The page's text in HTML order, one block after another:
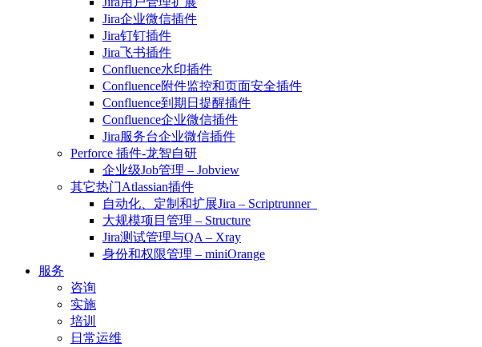
Jira企业微信插件
Jira钉钉插件
Jira飞书插件
Confluence水印插件
Confluence附件监控和页面安全插件
Confluence到期日提醒插件
Confluence企业微信插件
Jira服务台企业微信插件
Perforce 插件-龙智自研
企业级Job管理 – Jobview
其它热门Atlassian插件
自动化、定制和扩展Jira – Scriptrunner
大规模项目管理 – Structure
Jira测试管理与QA – Xray
身份和权限管理 – miniOrange
服务
咨询
实施
培训
日常运维